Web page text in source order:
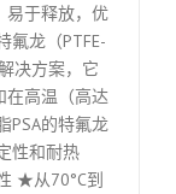
易于释放，优
氟龙（PTFE-
决方案，它
在高温（高达
PSA的特氟龙
性和耐热
★从70°C到